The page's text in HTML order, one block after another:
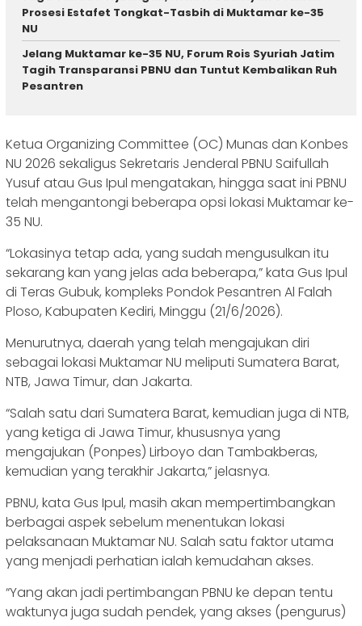
Prosesi Estafet Tongkat-Tasbih di Muktamar ke-35
NU
Jelang Muktamar ke-35 NU, Forum Rois Syuriah Jatim
Tagih Transparansi PBNU dan Tuntut Kembalikan Ruh
Pesantren
Ketua Organizing Committee (OC) Munas dan Konbes
NU 2026 sekaligus Sekretaris Jenderal PBNU Saifullah
Yusuf atau Gus Ipul mengatakan, hingga saat ini PBNU
telah mengantongi beberapa opsi lokasi Muktamar ke-
35 NU.
“Lokasinya tetap ada, yang sudah mengusulkan itu
sekarang kan yang jelas ada beberapa,” kata Gus Ipul
di Teras Gubuk, kompleks Pondok Pesantren Al Falah
Ploso, Kabupaten Kediri, Minggu (21/6/2026).
Menurutnya, daerah yang telah mengajukan diri
sebagai lokasi Muktamar NU meliputi Sumatera Barat,
NTB, Jawa Timur, dan Jakarta.
“Salah satu dari Sumatera Barat, kemudian juga di NTB,
yang ketiga di Jawa Timur, khususnya yang
mengajukan (Ponpes) Lirboyo dan Tambakberas,
kemudian yang terakhir Jakarta,” jelasnya.
PBNU, kata Gus Ipul, masih akan mempertimbangkan
berbagai aspek sebelum menentukan lokasi
pelaksanaan Muktamar NU. Salah satu faktor utama
yang menjadi perhatian ialah kemudahan akses.
“Yang akan jadi pertimbangan PBNU ke depan tentu
waktunya juga sudah pendek, yang akses (pengurus)